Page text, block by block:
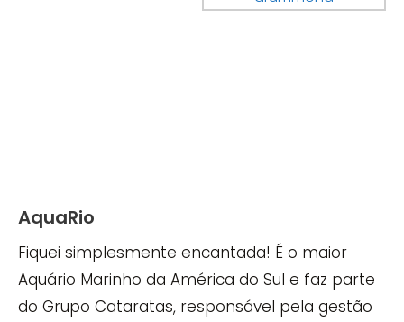
AquaRio
Fiquei simplesmente encantada! É o maior
Aquário Marinho da América do Sul e faz parte
do Grupo Cataratas, responsável pela gestão